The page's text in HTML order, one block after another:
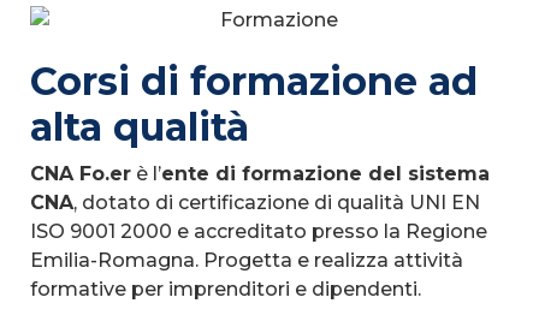
Corsi di formazione ad
alta qualità
CNA Fo.er è l’ente di formazione del sistema
CNA, dotato di certificazione di qualità UNI EN
ISO 9001 2000 e accreditato presso la Regione
Emilia-Romagna. Progetta e realizza attività
formative per imprenditori e dipendenti.